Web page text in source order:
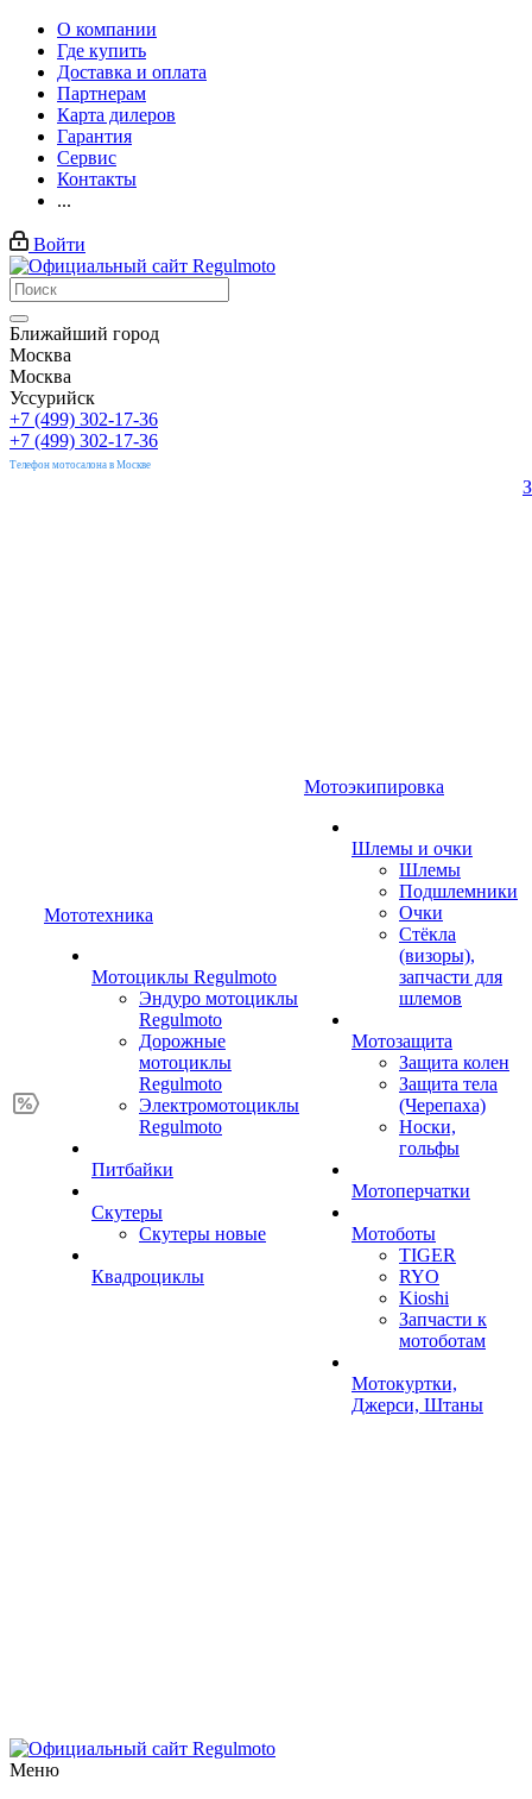
О компании
Где купить
Доставка и оплата
Партнерам
Карта дилеров
Гарантия
Сервис
Контакты
...
Войти
Ближайший город
Москва
Москва
Уссурийск
+7 (499) 302-17-36
+7 (499) 302-17-36
Телефон мотосалона в Москве
Мототехника
Мотоциклы Regulmoto
Эндуро мотоциклы
Regulmoto
Дорожные
мотоциклы
Regulmoto
Электромотоциклы
Regulmoto
Питбайки
Скутеры
Скутеры новые
Квадроциклы
Мотоэкипировка
Шлемы и очки
Шлемы
Подшлемники
Очки
Стёкла
(визоры),
запчасти для
шлемов
Мотозащита
Защита колен
Защита тела
(Черепаха)
Носки,
гольфы
Мотоперчатки
Мотоботы
TIGER
RYO
Kioshi
Запчасти к
мотоботам
Мотокуртки,
Джерси, Штаны
Меню